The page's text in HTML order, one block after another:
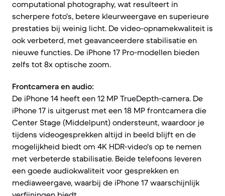
computational photography, wat resulteert in
scherpere foto's, betere kleurweergave en superieure
prestaties bij weinig licht. De video-opnamekwaliteit is
ook verbeterd, met geavanceerdere stabilisatie en
nieuwe functies. De iPhone 17 Pro-modellen bieden
zelfs tot 8x optische zoom.
Frontcamera en audio:
De iPhone 14 heeft een 12 MP TrueDepth-camera. De
iPhone 17 is uitgerust met een 18 MP frontcamera die
Center Stage (Middelpunt) ondersteunt, waardoor je
tijdens videogesprekken altijd in beeld blijft en de
mogelijkheid biedt om 4K HDR-video's op te nemen
met verbeterde stabilisatie. Beide telefoons leveren
een goede audiokwaliteit voor gesprekken en
mediaweergave, waarbij de iPhone 17 waarschijnlijk